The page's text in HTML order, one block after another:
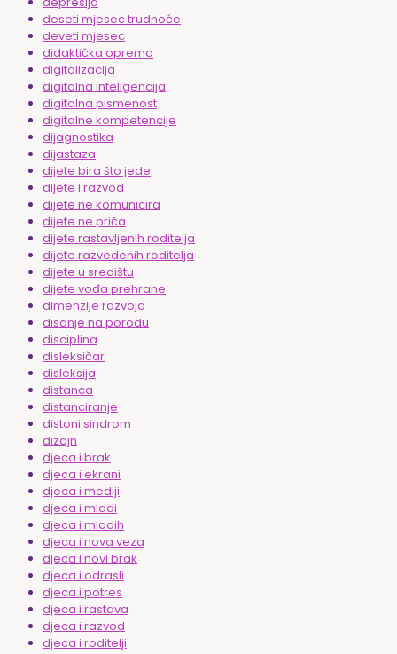
deseti mjesec trudnoće
deveti mjesec
didaktička oprema
digitalizacija
digitalna inteligencija
digitalna pismenost
digitalne kompetencije
dijagnostika
dijastaza
dijete bira što jede
dijete i razvod
dijete ne komunicira
dijete ne priča
dijete rastavljenih roditelja
dijete razvedenih roditelja
dijete u središtu
dijete vođa prehrane
dimenzije razvoja
disanje na porodu
disciplina
disleksičar
disleksija
distanca
distanciranje
distoni sindrom
dizajn
djeca i brak
djeca i ekrani
djeca i mediji
djeca i mladi
djeca i mladih
djeca i nova veza
djeca i novi brak
djeca i odrasli
djeca i potres
djeca i rastava
djeca i razvod
djeca i roditelji